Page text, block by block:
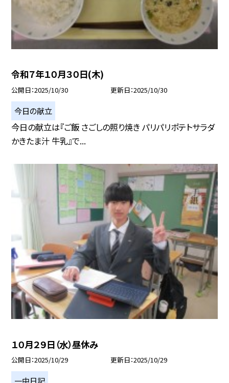
令和７年１０月３０日(木)
公開日 2025/10/30 更新日 2025/10/30
今日の献立
今日の献立は『ご飯 さごしの照り焼き パリパリポテトサラダ
かきたま汁 牛乳』で...
１０月２９日（水）昼休み
公開日 2025/10/29 更新日 2025/10/29
一中日記